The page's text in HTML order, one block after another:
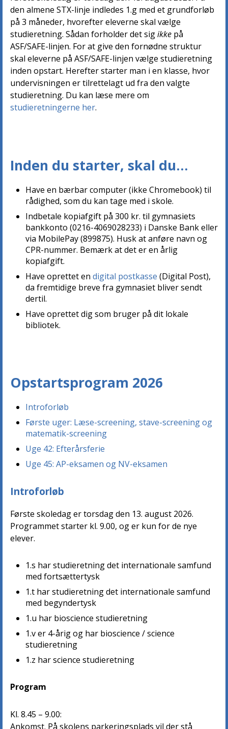
den almene STX-linje indledes 1.g med et grundforløb
på 3 måneder, hvorefter eleverne skal vælge
studieretning. Sådan forholder det sigikke på
ASF/SAFE-linjen. For at give den fornødne struktur
skal eleverne på ASF/SAFE-linjen vælge studieretning
inden opstart. Herefter starter man i en klasse, hvor
undervisningen er tilrettelagt ud fra den valgte
studieretning. Du kan læse mere om
studieretningerne her.
Inden du starter, skal du…
Have en bærbar computer (ikke Chromebook) til
rådighed, som du kan tage med i skole.
Indbetale kopiafgift på 300 kr. til gymnasiets
bankkonto (0216-4069028233) i Danske Bank eller
via MobilePay (899875). Husk at anføre navn og
CPR-nummer. Bemærk at det er en årlig
kopiafgift.
Have oprettet en digital postkasse (Digital Post),
da fremtidige breve fra gymnasiet bliver sendt
dertil.
Have oprettet dig som bruger på dit lokale
bibliotek.
Opstartsprogram 2026
Introforløb
Første uger: Læse-screening, stave-screening og
matematik-screening
Uge 42: Efterårsferie
Uge 45: AP-eksamen og NV-eksamen
Introforløb
Første skoledag er torsdag den 13. august 2026.
Programmet starter kl. 9.00, og er kun for de nye
elever.
1.s har studieretning det internationale samfund
med fortsættertysk
1.t har studieretning det internationale samfund
med begyndertysk
1.u har bioscience studieretning
1.v er 4-årig og har bioscience / science
studieretning
1.z har science studieretning
Program
Kl. 8.45 – 9.00:
Ankomst. På skolens parkeringsplads vil der stå